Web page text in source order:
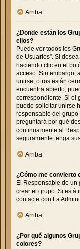
Arriba
¿Donde están los
ellos?
Puede ver todos los
de Usuarios”. Si
haciendo clic en el
acceso. Sin embargo,
unirse, otros están
encuentra abierto,
correspondiente. Si el
puede solicitar unirse
responsable del
preguntará por qué
continuamente al
seguramente tenga
Arriba
¿Cómo me convierto
El Responsable de un
crear el grupo. Si está
contacte con La
Arriba
¿Por qué algunos
colores?